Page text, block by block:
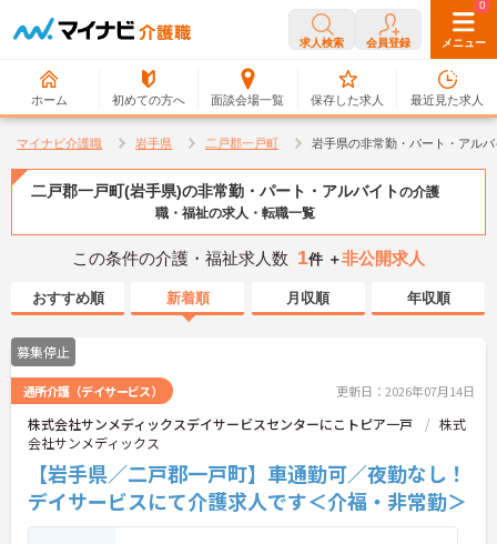
求人検索 会員登録 メニュー
ホーム 初めての方へ 面談会場一覧
0
保存した求人
0
最近見た求人
マイナビ介護職 岩手県 二戸郡一戸町 岩手県の非常勤・パート・アル
二戸郡一戸町(岩手県)の非常勤・パート・アルバイトの介護
職・福祉の求人・転職一覧
この条件の介護・福祉求人数 1件 ＋非公開求人
おすすめ順 新着順 月収順 年収順
募集停止
通所介護（デイサービス） 更新日：2026年07月14日
株式会社サンメディックスデイサービスセンターにこトピア一戸
株式
会社サンメディックス
【岩手県／二戸郡一戸町】車通勤可／夜勤なし！
デイサービスにて介護求人です＜介福・非常勤＞